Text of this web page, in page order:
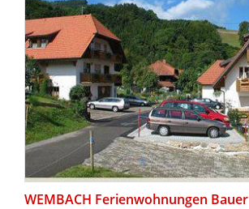
WEMBACH Ferienwohnungen Bauer